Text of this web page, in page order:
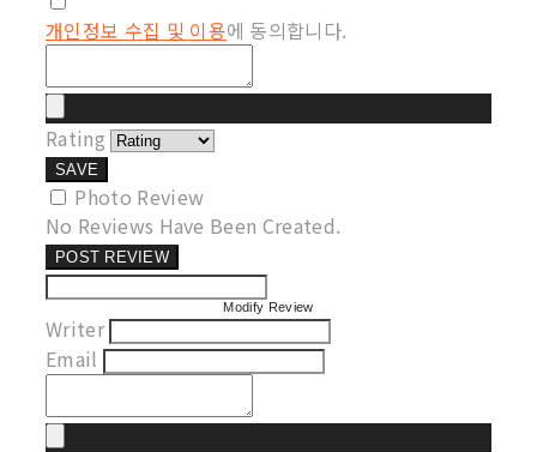
개인정보 수집 및 이용에 동의합니다.
Rating
SAVE
Photo Review
No Reviews Have Been Created.
POST REVIEW
Modify Review
Writer
Email